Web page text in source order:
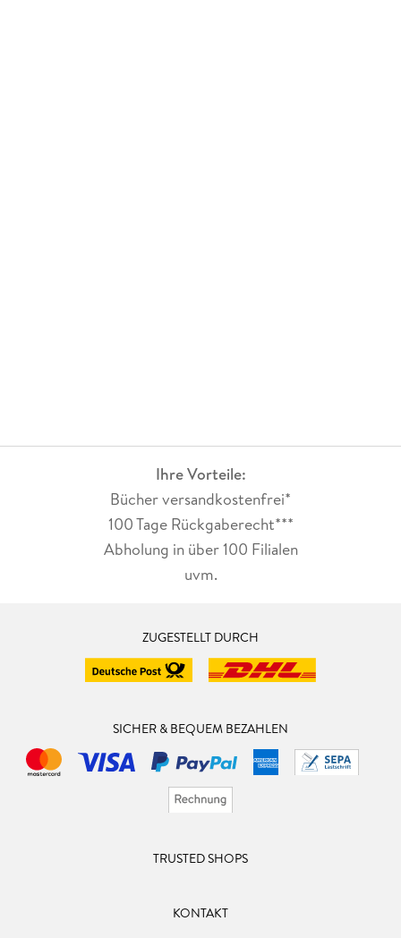
Ihre Vorteile:
Bücher versandkostenfrei*
100 Tage Rückgaberecht***
Abholung in über 100 Filialen
uvm.
ZUGESTELLT DURCH
SICHER & BEQUEM BEZAHLEN
TRUSTED SHOPS
KONTAKT